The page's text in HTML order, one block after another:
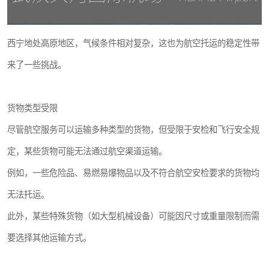
西宁地处高原地区，气候条件相对复杂，这也为航空托运的稳定性带
来了一些挑战。
货物类型受限
尽管航空服务可以运输多种类型的货物，但受限于安检和飞行安全规
定，某些货物可能无法通过航空渠道运输。
例如，一些危险品、易燃易爆物品以及不符合航空安检要求的货物均
无法托运。
此外，某些特殊货物（如大型机械设备）可能因尺寸或重量限制而需
要选择其他运输方式。